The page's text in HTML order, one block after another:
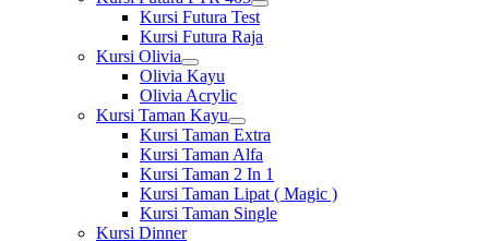
Show
sub
menu
Kursi Futura Test
Kursi Futura Raja
Kursi Olivia
Show
sub
menu
Olivia Kayu
Olivia Acrylic
Kursi Taman Kayu
Show
sub
menu
Kursi Taman Extra
Kursi Taman Alfa
Kursi Taman 2 In 1
Kursi Taman Lipat ( Magic )
Kursi Taman Single
Kursi Dinner